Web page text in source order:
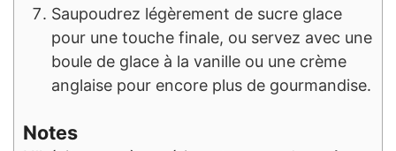
Saupoudrez légèrement de sucre glace
pour une touche finale, ou servez avec une
boule de glace à la vanille ou une crème
anglaise pour encore plus de gourmandise.
Notes